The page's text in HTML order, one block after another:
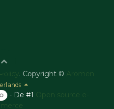
. Copyright © Aromen
- De #1 Open source e-